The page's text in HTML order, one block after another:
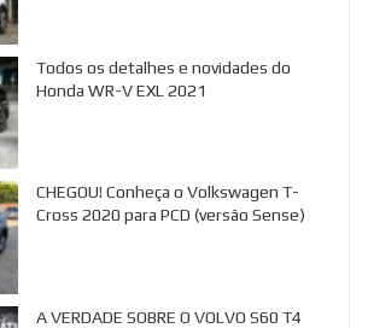
Todos os detalhes e novidades do
Honda WR-V EXL 2021
CHEGOU! Conheça o Volkswagen T-
Cross 2020 para PCD (versão Sense)
A VERDADE SOBRE O VOLVO S60 T4